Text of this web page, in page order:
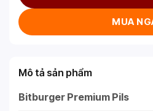
MUA
Mô tả sản phẩm
Bitburger Premium Pils